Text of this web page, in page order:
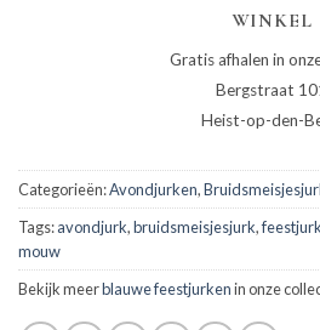
WINKEL
Gratis afhalen in
Bergstraat
Heist-op-den-
Categorieën:Avondjurken,
Tags:avondjurk,bruidsmeisjesjurk,feestjurk
mouw
Bekijk meerblauwe feestjurkenin onze